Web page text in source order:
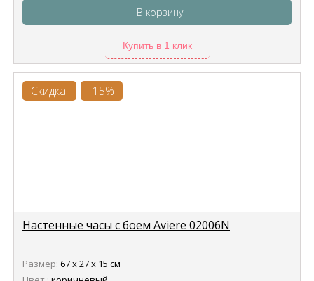
В корзину
Купить в 1 клик
Скидка! -15%
Настенные часы с боем Aviere 02006N
Размер: 67 х 27 х 15 см